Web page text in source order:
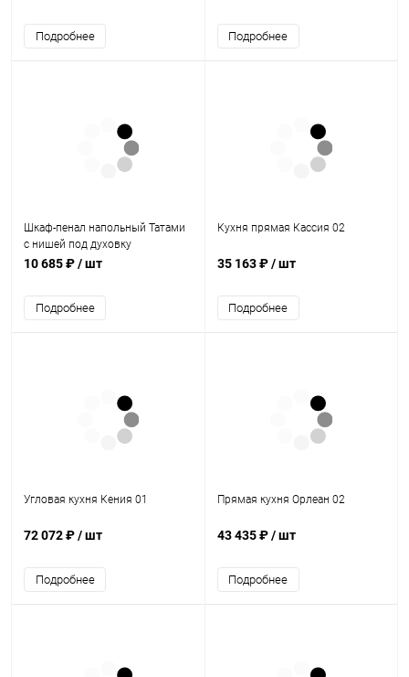
Подробнее Подробнее
Шкаф-пенал напольный Татами
с нишей под духовку
600х2140х576
10 685 ₽/ шт
Подробнее
Кухня прямая Кассия 02
35 163 ₽/ шт
Подробнее
Угловая кухня Кения 01
72 072 ₽/ шт
Подробнее
Прямая кухня Орлеан 02
43 435 ₽/ шт
Подробнее